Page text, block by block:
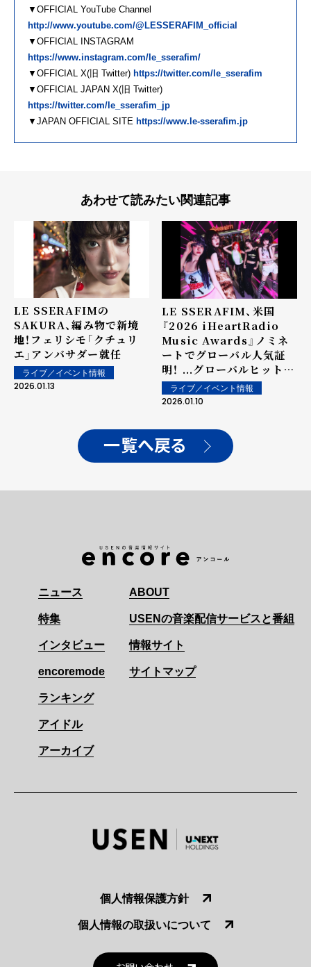
▼OFFICIAL YouTube Channel
http://www.youtube.com/@LESSERAFIM_official
▼OFFICIAL INSTAGRAM
https://www.instagram.com/le_sserafim/
▼OFFICIAL X(旧 Twitter) https://twitter.com/le_sserafim
▼OFFICIAL JAPAN X(旧 Twitter)
https://twitter.com/le_sserafim_jp
▼JAPAN OFFICIAL SITE https://www.le-sserafim.jp
あわせて読みたい関連記事
LE SSERAFIMの
SAKURA、編み物で新境
地！フェリシモ「クチュリ
エ」アンバサダー就任
ライブ／イベント情報
2026.01.13
LE SSERAFIM、米国
『2026 iHeartRadio
Music Awards』ノミネ
ートでグローバル人気証
明！ ...グローバルヒット曲
「SPAGHETTI (feat. j-
hope of BTS)」が
Dance」受賞候補に！
ライブ／イベント情報
2026.01.10
一覧へ戻る
ニュース
特集
インタビュー
encoremode
ランキング
アイドル
アーカイブ
ABOUT
USENの音楽配信サービスと番組
情報サイト
サイトマップ
個人情報保護方針
個人情報の取扱いについて